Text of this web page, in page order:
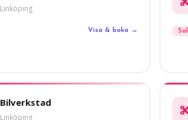
Linköping
Visa & boka →
Bilverkstad
Linköping